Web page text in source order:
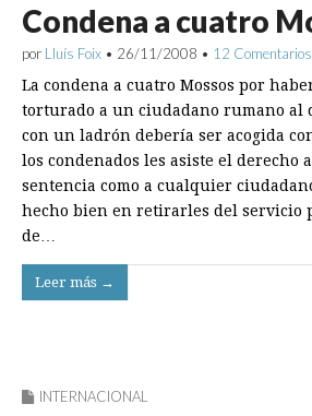
Condena a cuatro
por Lluís Foix • 26/11/2008 • 12 Comentarios
La condena a cuatro Mossos por
torturado a un ciudadano rumano al
con un ladrón debería ser acogida
los condenados les asiste el derecho
sentencia como a cualquier
hecho bien en retirarles del servicio
de…
Leer más →
INTERNACIONAL